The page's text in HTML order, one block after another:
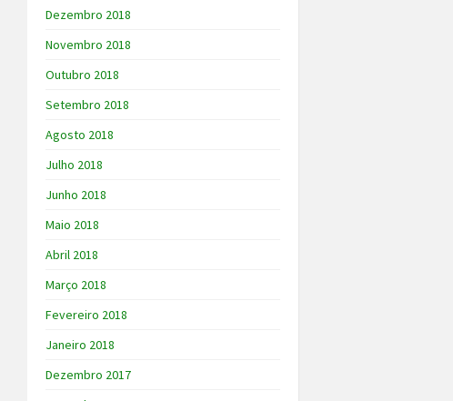
Dezembro 2018
Novembro 2018
Outubro 2018
Setembro 2018
Agosto 2018
Julho 2018
Junho 2018
Maio 2018
Abril 2018
Março 2018
Fevereiro 2018
Janeiro 2018
Dezembro 2017